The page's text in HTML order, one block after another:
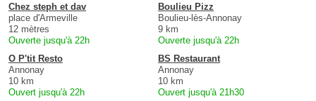
Chez steph et dav
place d'Armeville
12 mètres
Ouverte jusqu'à 22h
Boulieu Pizz
Boulieu-lès-Annonay
9 km
Ouverte jusqu'à 22h
O P'tit Resto
Annonay
10 km
Ouvert jusqu'à 22h
BS Restaurant
Annonay
10 km
Ouvert jusqu'à 21h30